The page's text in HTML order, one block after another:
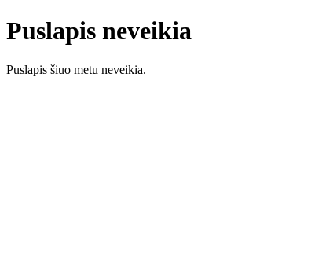
Puslapis neveikia
Puslapis šiuo metu neveikia.